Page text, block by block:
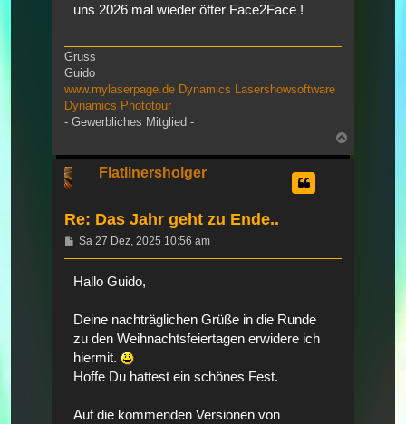
uns 2026 mal wieder öfter Face2Face !
Gruss
Guido
www.mylaserpage.de Dynamics Lasershowsoftware
Dynamics Phototour
- Gewerbliches Mitglied -
oben
Flatlinersholger
Re: Das Jahr geht zu Ende..
Beitrag
Sa 27 Dez, 2025 10:56 am
Hallo Guido,
Deine nachträglichen Grüße in die Runde
zu den Weihnachtsfeiertagen erwidere ich
hiermit.
Hoffe Du hattest ein schönes Fest.
Auf die kommenden Versionen von